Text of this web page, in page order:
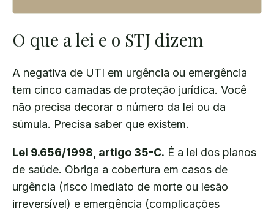
O que a lei e o STJ dizem
A negativa de UTI em urgência ou emergência
tem cinco camadas de proteção jurídica. Você
não precisa decorar o número da lei ou da
súmula. Precisa saber que existem.
Lei 9.656/1998, artigo 35-C. É a lei dos planos
de saúde. Obriga a cobertura em casos de
urgência (risco imediato de morte ou lesão
irreversível) e emergência (complicações